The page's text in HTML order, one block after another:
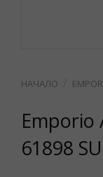
Emporio
61898